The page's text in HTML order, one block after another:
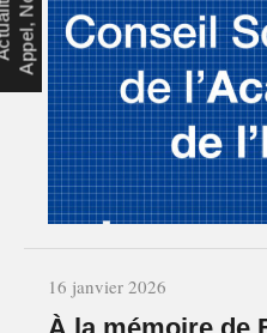
16 janvier 2026